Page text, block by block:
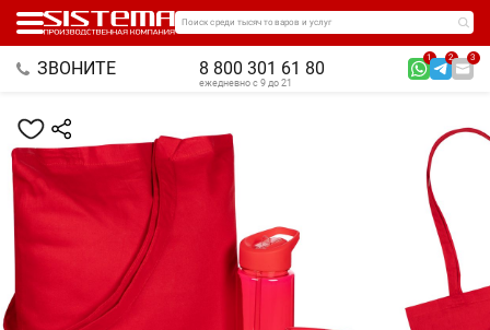
Поиск среди тысяч товаров и услуг
ЗВОНИТЕ 8 800 301 61 80
1 2 3
ежедневно с 9 до 21